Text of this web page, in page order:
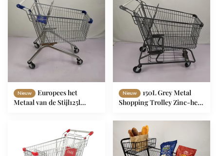
Nieuw
Europees het
Metaal van de Stijl125l
Nieuw
150L Grey Metal
Shopping Trolley Zinc-het
van de Poederdeklaag